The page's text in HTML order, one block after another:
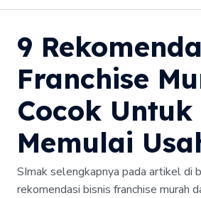
9
Franchise
Cocok Untuk
Memulai
SImak selengkapnya pada artikel di
rekomendasi bisnis franchise murah